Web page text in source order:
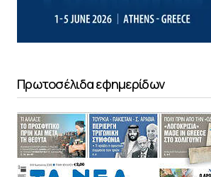
Πρωτοσέλιδα εφημερίδων